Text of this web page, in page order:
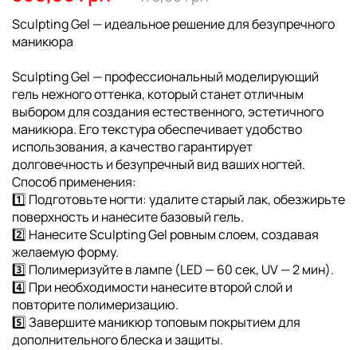
галереи
изображений
Sculpting Gel — идеальное решение для безупречного
маникюра
Sculpting Gel — профессиональный моделирующий
гель нежного оттенка, который станет отличным
выбором для создания естественного, эстетичного
маникюра. Его текстура обеспечивает удобство
использования, а качество гарантирует
долговечность и безупречный вид ваших ногтей.
Способ применения:
1️⃣ Подготовьте ногти: удалите старый лак, обезжирьте
поверхность и нанесите базовый гель.
2️⃣ Нанесите Sculpting Gel ровным слоем, создавая
желаемую форму.
3️⃣ Полимеризуйте в лампе (LED — 60 сек, UV — 2 мин).
4️⃣ При необходимости нанесите второй слой и
повторите полимеризацию.
5️⃣ Завершите маникюр топовым покрытием для
дополнительного блеска и защиты.